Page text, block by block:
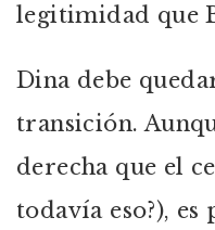
legitimidad que
Dina debe
transición.
derecha que el
todavía eso?), es